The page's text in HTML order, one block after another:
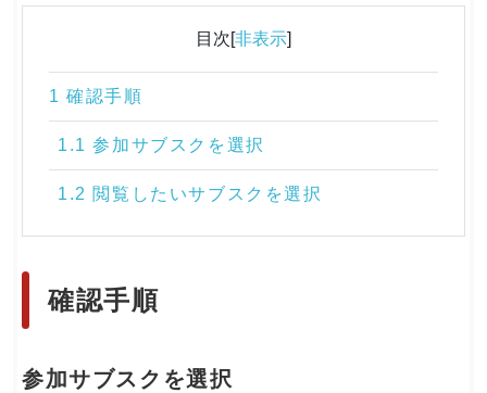
目次[非表示]
1 確認手順
1.1 参加サブスクを選択
1.2 閲覧したいサブスクを選択
確認手順
参加サブスクを選択